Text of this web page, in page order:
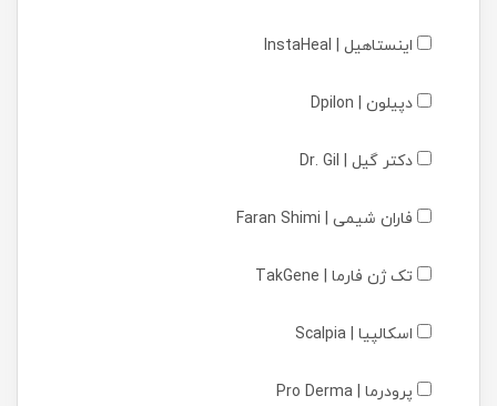
اینستاهیل | InstaHeal
دپیلون | Dpilon
دکتر گیل | Dr. Gil
فاران شیمی | Faran Shimi
تک ژن فارما | TakGene
اسکالپیا | Scalpia
پرودرما | Pro Derma